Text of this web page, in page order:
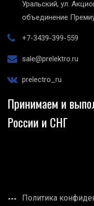
Уральский, ул.
объединение
+7-3439-399-559
sale@prelektro.ru
prelectro_ru
Принимаем и
России и СНГ
Политика